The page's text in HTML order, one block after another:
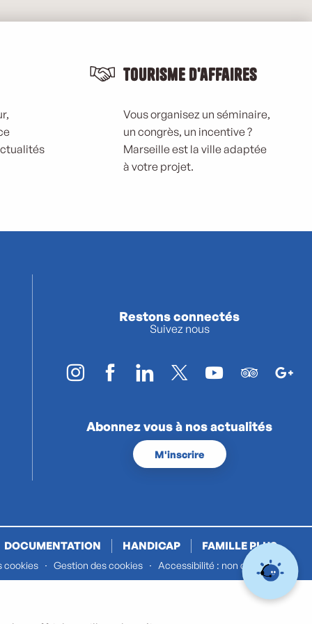
Tourisme d'affaires
Vous organisez un séminaire,
un congrès, un incentive ?
Marseille est la ville adaptée
à votre projet.
Restons connectés
Suivez nous
Abonnez vous à nos actualités
M'inscrire
DOCUMENTATION HANDICAP FAMILLE PLUS
cookies Gestion des cookies Accessibilité : non conforme